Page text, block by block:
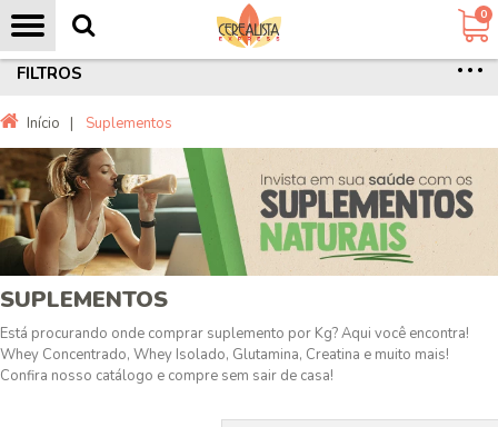
0
Início | Suplementos
FILTROS
SUPLEMENTOS
Está procurando onde comprar suplemento por Kg? Aqui você encontra!
Whey Concentrado, Whey Isolado, Glutamina, Creatina e muito mais!
Confira nosso catálogo e compre sem sair de casa!